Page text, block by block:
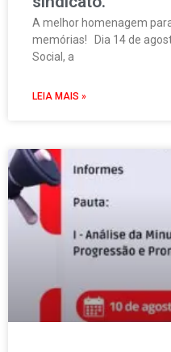
A melhor homenagem
memórias! Dia 14 de
Social, a
LEIA MAIS »